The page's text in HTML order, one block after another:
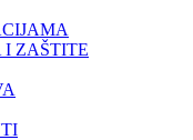
I ZAŠTITE